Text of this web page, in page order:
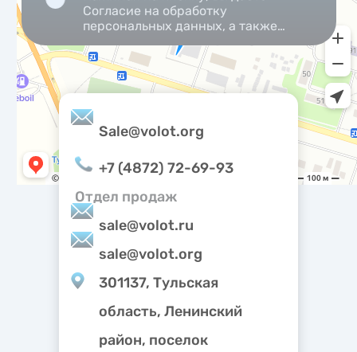
Согласие на обработку
персональных данных, а также
персональных данных
метрическими программами.
Sale@volot.org
+7 (4872) 72-69-93
Отдел продаж
sale@volot.ru
sale@volot.org
301137, Тульская
область, Ленинский
район, поселок